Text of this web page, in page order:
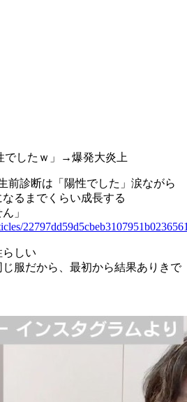
でしたｗ」→爆発大炎上
前診断は「陽性でした」涙ながら
るまでくらい成長する
」
しい
服だから、最初から結果ありきで